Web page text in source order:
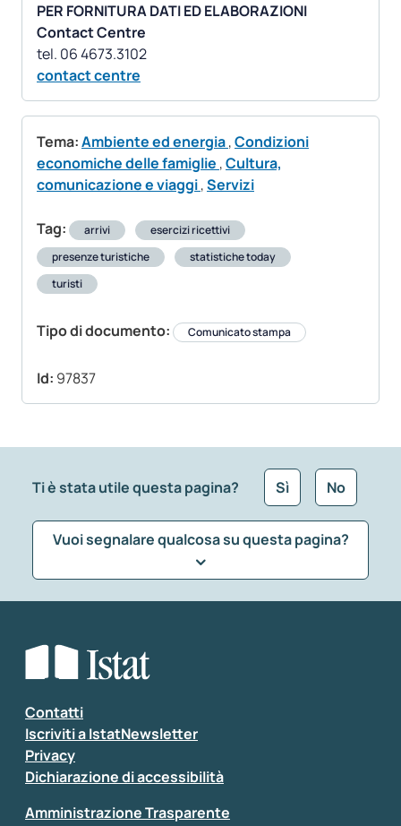
PER FORNITURA DATI ED ELABORAZIONI
Contact Centre
contact centre
Tema:Ambiente ed energia,Condizioni
economiche delle famiglie ,Cultura,
comunicazione e viaggi,Servizi
Tag: arrivi
esercizi ricettivi
presenze turistiche
statistiche today
turisti
Tipo di documento: Comunicato stampa
Id: 97837
Ti è stata utile questa pagina? Sì No
Vuoi segnalare qualcosa su questa pagina?
Seleziona la tipologia della segnalazione
Inserisci il tuo commento
Contatti
Iscriviti a IstatNewsletter
Privacy
Dichiarazione di accessibilità
Amministrazione Trasparente